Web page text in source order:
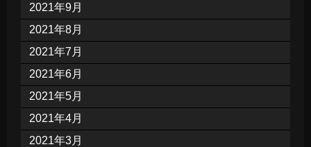
2021年9月
2021年8月
2021年7月
2021年6月
2021年5月
2021年4月
2021年3月